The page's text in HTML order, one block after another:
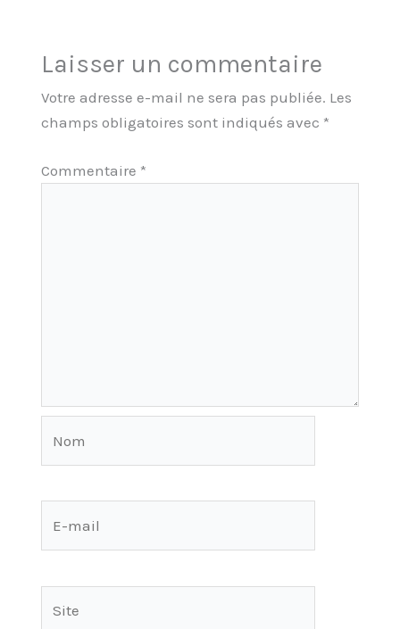
Laisser un commentaire
Votre adresse e-mail ne sera pas publiée. Les
champs obligatoires sont indiqués avec *
Commentaire *